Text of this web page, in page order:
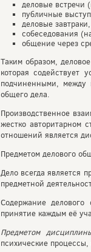
деловые встречи
публичные
деловые
собеседования
общение через
Таким образом,
которая содействует
подчиненными, между
общего дела.
Производственное
жестко авторитарном
отношений является
Предметом делового
Дело всегда является
предметной
Содержание делового
принятие каждым её
Предметом
психические